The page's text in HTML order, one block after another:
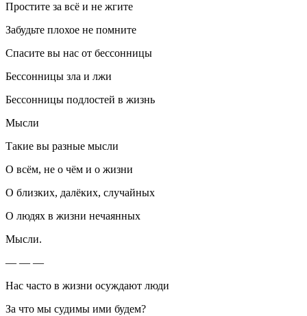
Простите за всё и не жгите
Забудьте плохое не помните
Спасите вы нас от бессонницы
Бессонницы зла и лжи
Бессонницы подлостей в жизнь
Мысли
Такие вы разные мысли
О всём, не о чём и о жизни
О близких, далёких, случайных
О людях в жизни нечаянных
Мысли.
— — —
Нас часто в жизни осуждают люди
За что мы судимы ими будем?